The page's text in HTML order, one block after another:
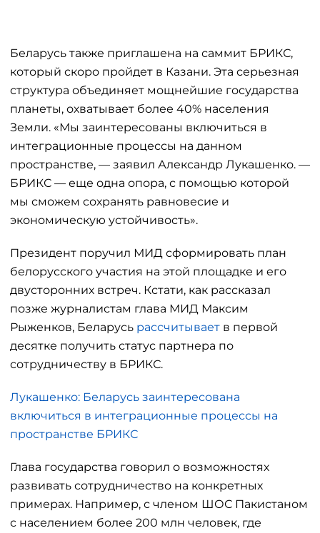
Беларусь также приглашена на саммит БРИКС,
который скоро пройдет в Казани. Эта серьезная
структура объединяет мощнейшие государства
планеты, охватывает более 40% населения
Земли. «Мы заинтересованы включиться в
интеграционные процессы на данном
пространстве, — заявил Александр Лукашенко. —
БРИКС — еще одна опора, с помощью которой
мы сможем сохранять равновесие и
экономическую устойчивость».
Президент поручил МИД сформировать план
белорусского участия на этой площадке и его
двусторонних встреч. Кстати, как рассказал
позже журналистам глава МИД Максим
Рыженков, Беларусь рассчитывает в первой
десятке получить статус партнера по
сотрудничеству в БРИКС.
Лукашенко: Беларусь заинтересована
включиться в интеграционные процессы на
пространстве БРИКС
Глава государства говорил о возможностях
развивать сотрудничество на конкретных
примерах. Например, с членом ШОС Пакистаном
с населением более 200 млн человек, где